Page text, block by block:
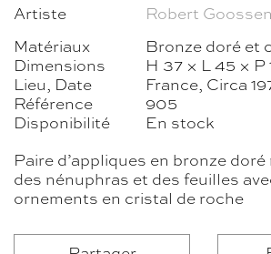
Artiste
Robert
Matériaux
Bronze doré et
Dimensions
H 37 × L 45 × P
Lieu, Date
France, Circa
Référence
905
Disponibilité
En stock
Paire d’appliques en bronze
des nénuphras et des feuilles
ornements en cristal de roche